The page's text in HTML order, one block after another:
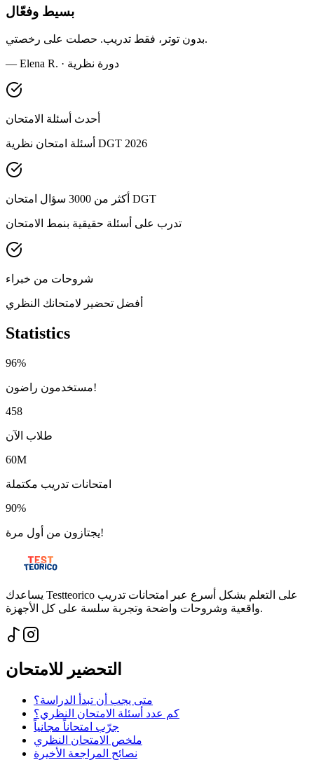
بسيط وفعّال
بدون توتر، فقط تدريب. حصلت على رخصتي.
— Elena R. · دورة نظرية
أحدث أسئلة الامتحان
أسئلة امتحان نظرية DGT 2026
أكثر من 3000 سؤال امتحان DGT
تدرب على أسئلة حقيقية بنمط الامتحان
شروحات من خبراء
أفضل تحضير لامتحانك النظري
Statistics
96%
مستخدمون راضون!
458
طلاب الآن
60M
امتحانات تدريب مكتملة
90%
يجتازون من أول مرة!
يساعدك Testteorico على التعلم بشكل أسرع عبر امتحانات تدريب
واقعية وشروحات واضحة وتجربة سلسة على كل الأجهزة.
التحضير للامتحان
متى يجب أن تبدأ الدراسة؟
كم عدد أسئلة الامتحان النظري؟
جرّب امتحاناً مجانياً
ملخص الامتحان النظري
نصائح المراجعة الأخيرة